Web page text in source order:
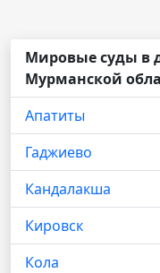
Мировые суды в
Мурманской
Апатиты
Гаджиево
Кандалакша
Кировск
Кола